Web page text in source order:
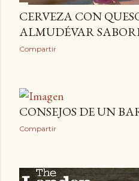
CERVEZA CON
ALMUDÉVAR
Compartir
CONSEJOS DE UN
Compartir